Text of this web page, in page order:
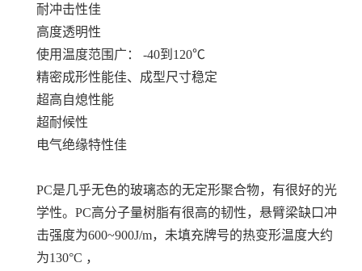
耐冲击性佳
高度透明性
使用温度范围广： -40到120℃
精密成形性能佳、成型尺寸稳定
超高自熄性能
超耐候性
电气绝缘特性佳
PC是几乎无色的玻璃态的无定形聚合物，有很好的光
学性。PC高分子量树脂有很高的韧性，悬臂梁缺口冲
击强度为600~900J/m，未填充牌号的热变形温度大约
为130°C ，